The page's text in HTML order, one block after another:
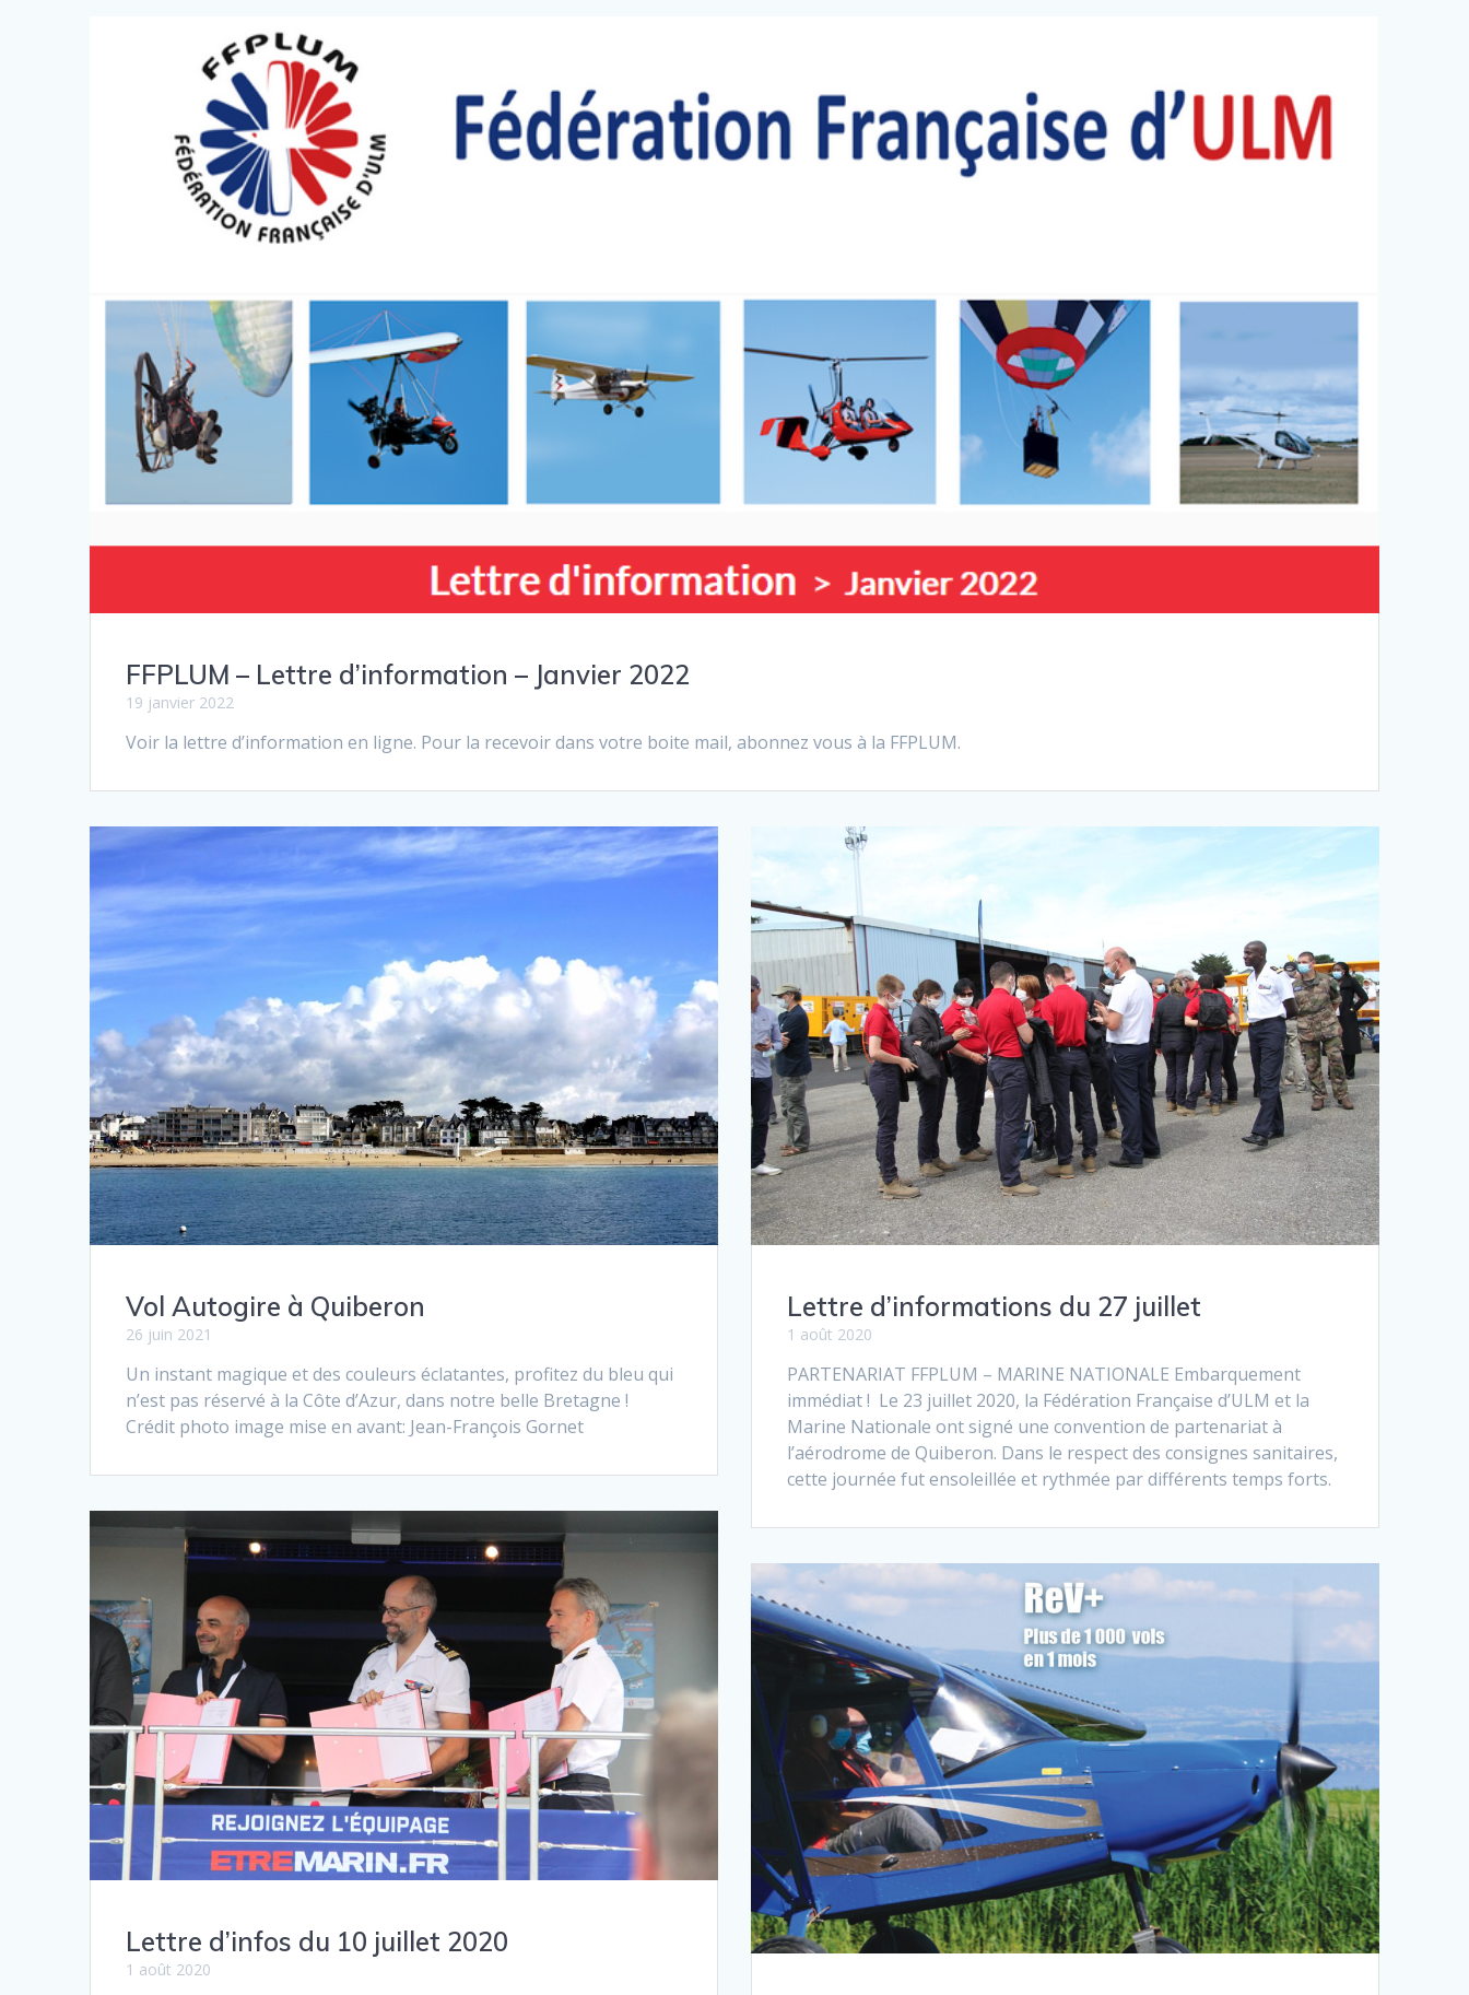
FFPLUM – Lettre d’information – Janvier 2022
19 janvier 2022
Voir la lettre d’information en ligne. Pour la recevoir dans votre boite mail, abonnez vous à la FFPLUM.
Vol Autogire à Quiberon
26 juin 2021
Un instant magique et des couleurs éclatantes, profitez du bleu qui
n’est pas réservé à la Côte d’Azur, dans notre belle Bretagne !
Crédit photo image mise en avant: Jean-François Gornet
Lettre d’informations du 27 juillet
1 août 2020
PARTENARIAT FFPLUM – MARINE NATIONALE Embarquement
immédiat ! Le 23 juillet 2020, la Fédération Française d’ULM et la
Marine Nationale ont signé une convention de partenariat à
l’aérodrome de Quiberon. Dans le respect des consignes sanitaires,
cette journée fut ensoleillée et rythmée par différents temps forts.
Lettre d’infos du 10 juillet 2020
1 août 2020